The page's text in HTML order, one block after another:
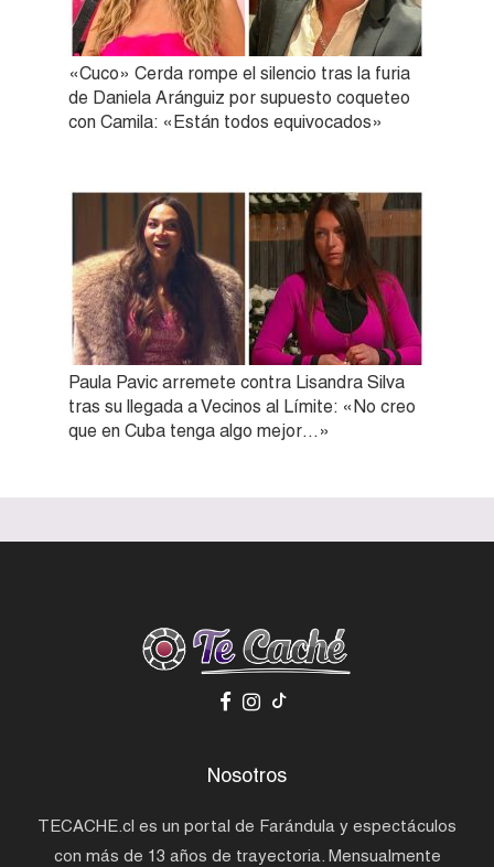
«Cuco» Cerda rompe el silencio tras la furia
de Daniela Aránguiz por supuesto coqueteo
con Camila: «Están todos equivocados»
Paula Pavic arremete contra Lisandra Silva
tras su llegada a Vecinos al Límite: «No creo
que en Cuba tenga algo mejor…»
Nosotros
TECACHE.cl es un portal de Farándula y espectáculos
con más de 13 años de trayectoria. Mensualmente